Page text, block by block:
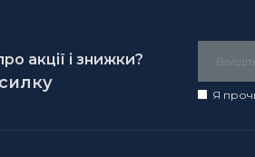
акції і знижки?
Я